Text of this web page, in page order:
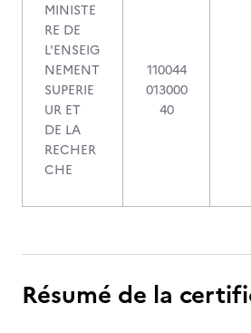
MINISTE
RE DE
L'ENSEIG
NEMENT
SUPERIE
UR ET
DE LA
RECHER
CHE
110044
013000
40
Résumé de la